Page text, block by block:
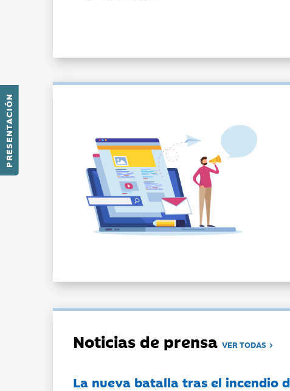
PRESENTACIÓN
Noticias de prensaVER TODAS
La nueva batalla tras el incendio